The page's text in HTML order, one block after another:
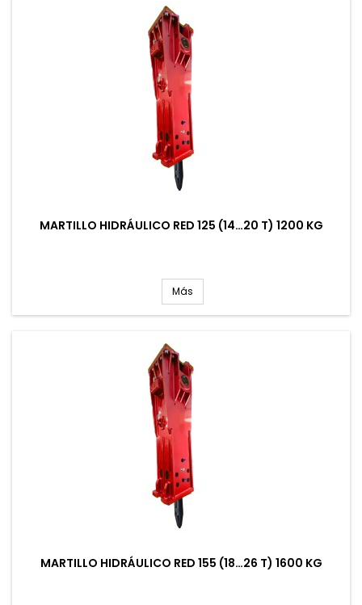
MARTILLO HIDRÁULICO RED 125 (14…20 T) 1200 KG
Más
MARTILLO HIDRÁULICO RED 155 (18…26 T) 1600 KG